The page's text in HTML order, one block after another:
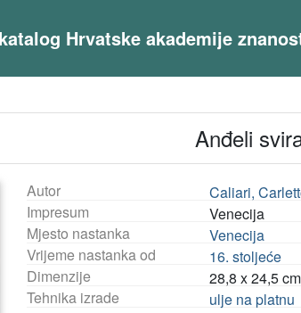
Hrvatske akademije
Anđeli
Autor
Caliari,
Impresum
Venecija
Mjesto nastanka
Venecija
Vrijeme nastanka od
16. stoljeće
Dimenzije
28,8 x 24,5 cm
Tehnika izrade
ulje na platnu